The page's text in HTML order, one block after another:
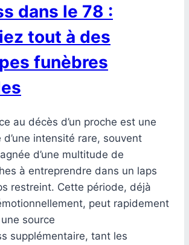
dans le 78 :
tout à des
funèbres
au décès d’un proche est une
d’une intensité rare, souvent
d’une multitude de
à entreprendre dans un laps
restreint. Cette période, déjà
peut rapidement
source
supplémentaire, tant les